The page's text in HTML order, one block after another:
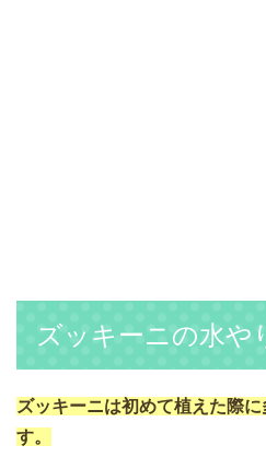
ズッキーニの水や
ズッキーニは初めて植えた際
す。